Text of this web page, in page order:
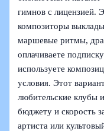
гимнов с лицензией.
композиторы
маршевые ритмы,
оплачиваете
используете
условия. Этот
любительские клубы
бюджету и скорость
артиста или